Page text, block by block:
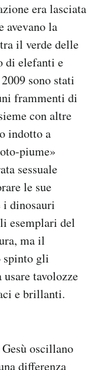
era lasciata
avevano la
il verde delle
di elefanti e
sono stati
frammenti di
con altre
indotto a
piume»
sessuale
le sue
i dinosauri
esemplari del
ma il
spinto gli
tavolozze
e brillanti.
oscillano
differenza